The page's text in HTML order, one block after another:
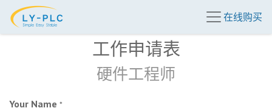
在线购买
工作申请表
硬件工程师
Your Name *